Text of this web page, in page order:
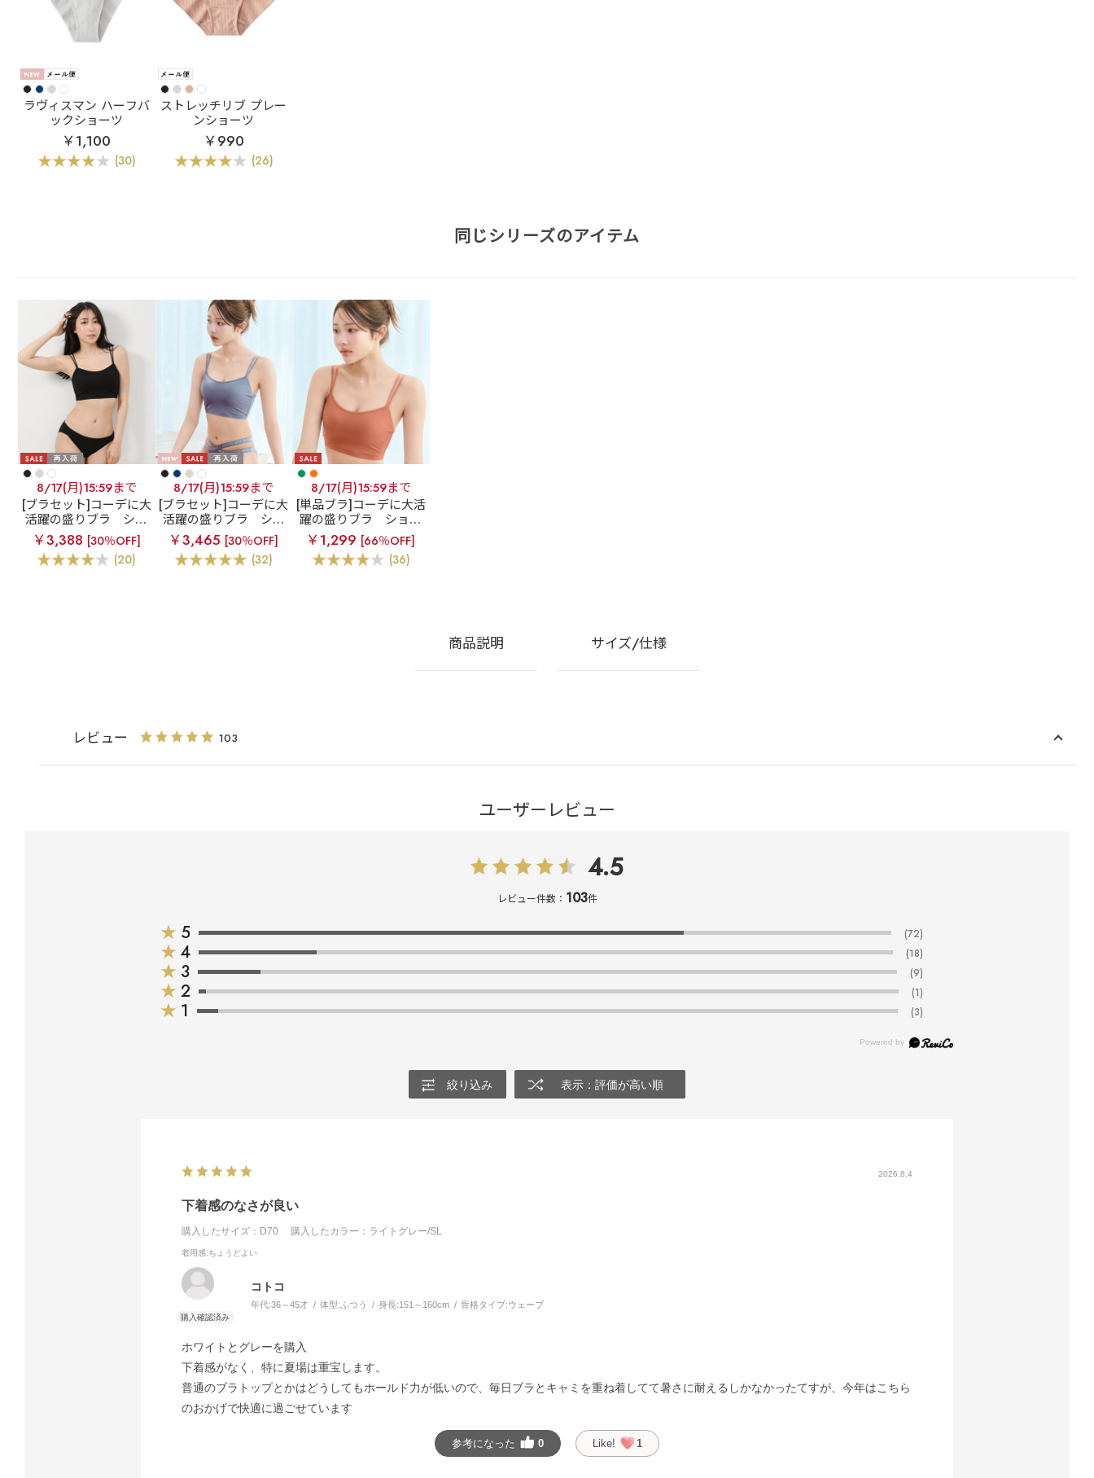
ラヴィスマン ハーフバ
ックショーツ
￥1,100
(30)
ストレッチリブ プレー
ンショーツ
￥990
(26)
同じシリーズのアイテム
8/17(月)15:59まで
[ブラセット]コーデに大
活躍の盛りブラ
ショ
ートレングス ブラトッ
プ 超盛ブラ(R) ブラジ
ャー&ショーツ
￥3,388 [30％OFF]
(20)
8/17(月)15:59まで
[ブラセット]コーデに大
活躍の盛りブラ
ショ
ートレングス ブラトッ
プ 超盛ブラ(R) ブラジ
ャー&ハーフバックシ
￥3,465 [30％OFF]
(32)
8/17(月)15:59まで
[単品ブラ]コーデに大活
躍の盛りブラ
ショー
トレングス ブラトップ
超盛ブラ(R) 単品ブラジ
ャー
￥1,299 [66％OFF]
(36)
商品説明 サイズ/仕様
レビュー 103
ユーザーレビュー
4.5
レビュー件数： 103件
★ 5 (72)
★ 4 (18)
★ 3 (9)
★ 2 (1)
★ 1 (3)
絞り込み 表示：評価が高い順
2026.8.4
下着感のなさが良い
購入したサイズ：D70 購入したカラー：ライトグレー/SL
着用感:ちょうどよい
コトコ
年代:36～45才 体型: ふつう 身長:151～160cm 骨格タイプ:ウェーブ
ホワイトとグレーを購入
下着感がなく、特に夏場は重宝します。
普通のブラトップとかはどうしてもホールド力が低いので、毎日ブラとキャミを重ね着してて暑さに耐えるしかなかったてすが、今年はこちら
のおかげで快適に過ごせています
参考になった 0 Like! 1